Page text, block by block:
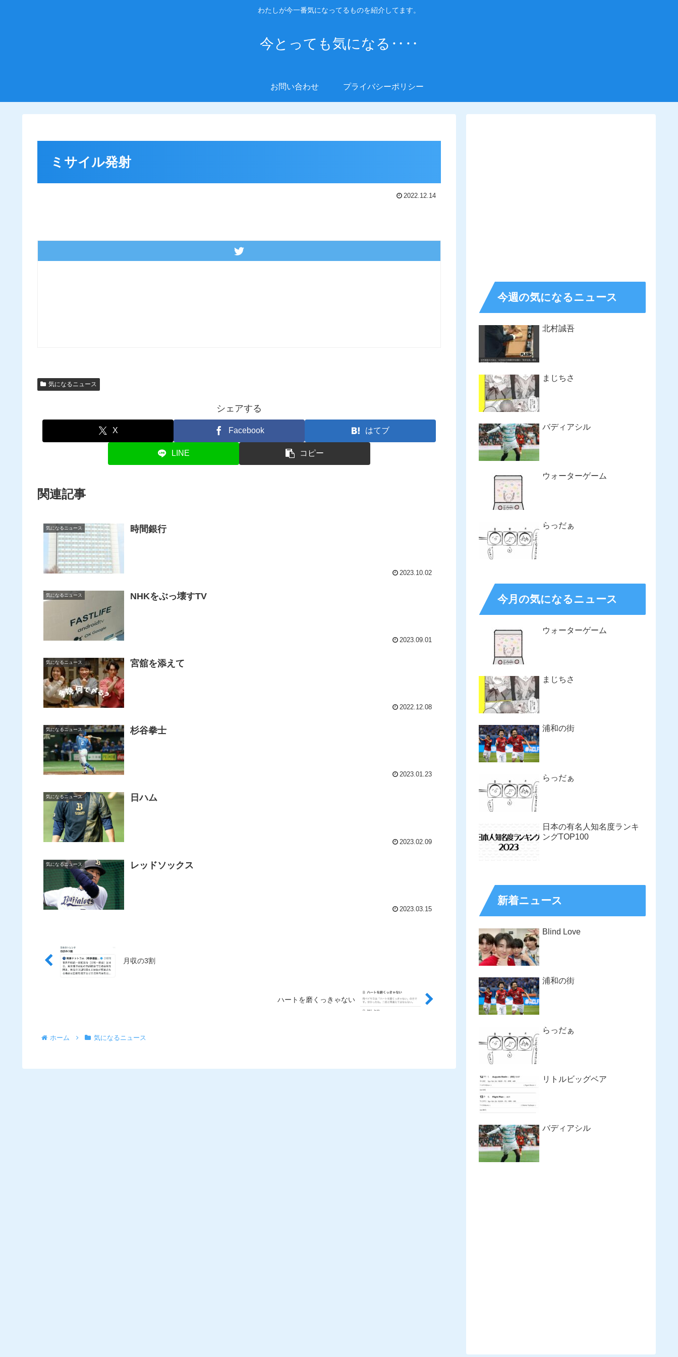
わたしが今一番気になってるものを紹介してます。
今とっても気になる‥‥
お問い合わせ プライバシーポリシー
ミサイル発射
2022.12.14
気になるニュース
シェアする
X Facebook はてブ
LINE コピー
関連記事
気になるニュース 時間銀行
2023.10.02
気になるニュース NHKをぶっ壊すTV
2023.09.01
気になるニュース 宮舘を添えて
2022.12.08
気になるニュース 杉谷拳士
2023.01.23
気になるニュース 日ハム
2023.02.09
気になるニュース レッドソックス
2023.03.15
月収の3割
ハートを磨くっきゃない
ホーム 気になるニュース
今週の気になるニュース
北村誠吾
まじちさ
バディアシル
ウォーターゲーム
らっだぁ
今月の気になるニュース
ウォーターゲーム
まじちさ
浦和の街
らっだぁ
日本の有名人知名度ランキ
ングTOP100
新着ニュース
Blind Love
浦和の街
らっだぁ
リトルビッグベア
バディアシル